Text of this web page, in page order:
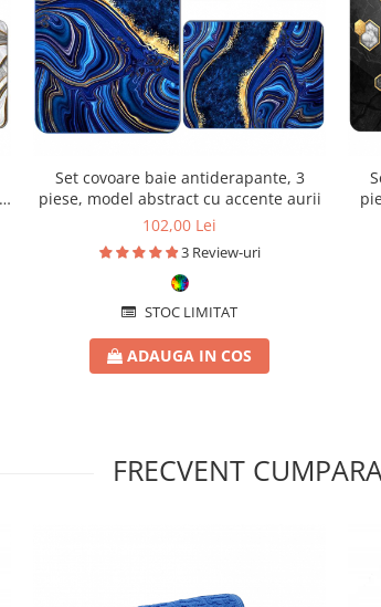
Set covoare baie antiderapante, 3
piese, model abstract cu accente aurii
102,00 Lei
3 Review-uri
STOC LIMITAT
ADAUGA IN COS
FRECVENT